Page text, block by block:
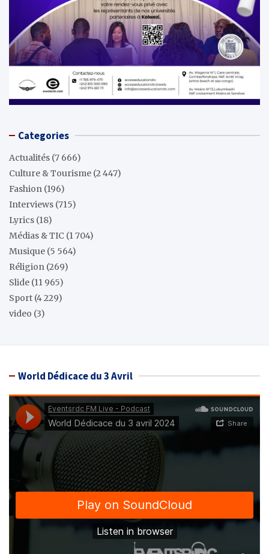
Categories
Actualités (7 666)
Culture & Tourisme (2 447)
Fashion (196)
Interviews (715)
Lyrics (18)
Médias & TIC (1 704)
Musique (5 564)
Réligion (269)
Slide (11 965)
Sport (4 229)
video (3)
World Dédicace du 3 Avril